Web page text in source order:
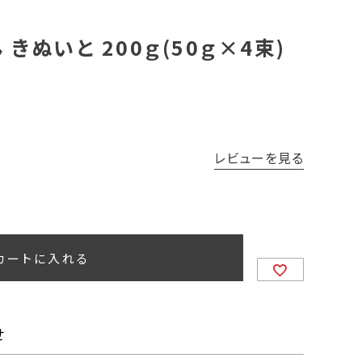
きぬいと 200ｇ(50ｇ×4束)
レビューを見る
ートに入れる